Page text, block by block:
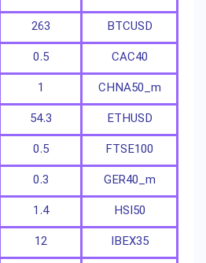
BTCUSD
263
CAC40
0.5
CHNA50_m
1
ETHUSD
54.3
FTSE100
0.5
GER40_m
0.3
HSI50
1.4
IBEX35
12